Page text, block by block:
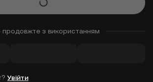
продовжте з використанням
Увійти